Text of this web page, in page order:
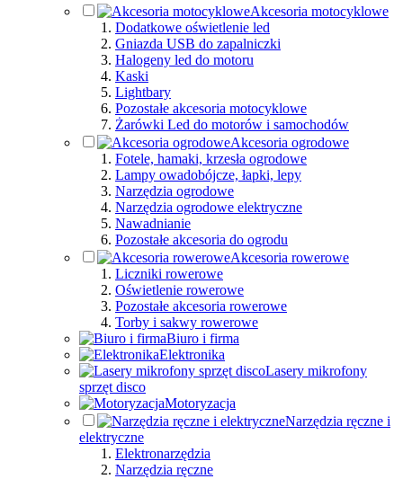
Akcesoria motocyklowe
Dodatkowe oświetlenie led
Gniazda USB do zapalniczki
Halogeny led do motoru
Kaski
Lightbary
Pozostałe akcesoria motocyklowe
Żarówki Led do motorów i samochodów
Akcesoria ogrodowe
Fotele, hamaki, krzesła ogrodowe
Lampy owadobójcze, łapki, lepy
Narzędzia ogrodowe
Narzędzia ogrodowe elektryczne
Nawadnianie
Pozostałe akcesoria do ogrodu
Akcesoria rowerowe
Liczniki rowerowe
Oświetlenie rowerowe
Pozostałe akcesoria rowerowe
Torby i sakwy rowerowe
Biuro i firma
Elektronika
Lasery mikrofony
sprzęt disco
Motoryzacja
Narzędzia ręczne i
elektryczne
Elektronarzędzia
Narzędzia ręczne